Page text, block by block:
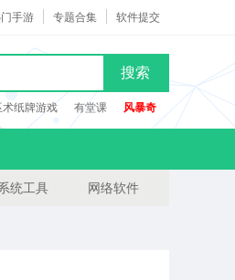
软件提交
专题合集
手游
搜索
术纸牌游戏 有堂课
风暴奇
统工具 网络软件